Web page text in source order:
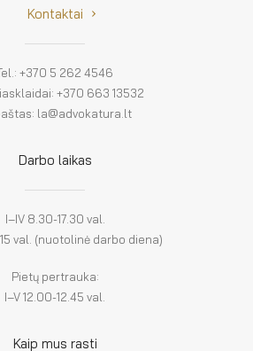
Kontaktai
+370 5 262 4546
+370 663 13532
la@advokatura.lt
Darbo laikas
I–IV 8.30-17.30 val.
val. (nuotolinė darbo diena)
Pietų pertrauka:
I–V 12.00-12.45 val.
Kaip mus rasti